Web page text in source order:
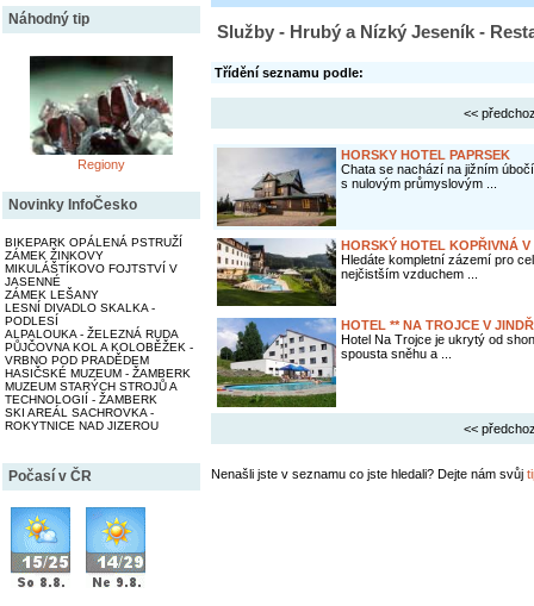
Náhodný tip
Regiony
Novinky InfoČesko
BIKEPARK OPÁLENÁ PSTRUŽÍ
ZÁMEK ŽINKOVY
MIKULÁŠTÍKOVO FOJTSTVÍ V
JASENNÉ
ZÁMEK LEŠANY
LESNÍ DIVADLO SKALKA -
PODLESÍ
ALPALOUKA - ŽELEZNÁ RUDA
PŮJČOVNA KOL A KOLOBĚŽEK -
VRBNO POD PRADĚDEM
HASIČSKÉ MUZEUM - ŽAMBERK
MUZEUM STARÝCH STROJŮ A
TECHNOLOGIÍ - ŽAMBERK
SKI AREÁL SACHROVKA -
ROKYTNICE NAD JIZEROU
Počasí v ČR
Služby - Hrubý a Nízký Jeseník -
Třídění seznamu podle:
<<
HORSKY HOTEL PAPRSEK
Chata se nachází na jižním
s nulovým průmyslovým ...
HORSKÝ HOTEL KOPŘIVNÁ
Hledáte kompletní zázemí pro
nejčistším vzduchem ...
HOTEL ** NA TROJCE V
Hotel Na Trojce je ukrytý od
spousta sněhu a ...
<<
Nenašli jste v seznamu co jste hledali? Dejte nám svůj